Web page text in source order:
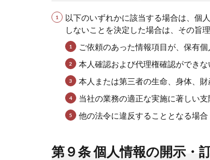
以下のいずれかに該当する場合は、個
しないことを決定した場合は、その旨
ご依頼のあった情報項目が、保有
本人確認および代理権確認ができな
本人または第三者の生命、身体、
当社の業務の適正な実施に著しい
他の法令に違反することとなる場合
第９条 個人情報の開示・